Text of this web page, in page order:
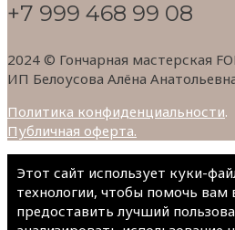
+7 999 468 99 08
2024 © Гончарная мастерская
ИП Белоусова Алёна
Политика конфиденциальности.
Публичная оферта.
Этот сайт использует куки-
технологии, чтобы помочь вам
предоставить лучший